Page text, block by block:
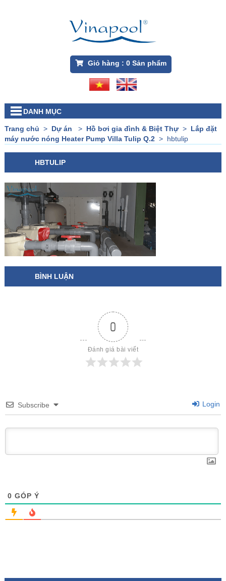
Giỏ hàng : 0Sản phẩm
DANH MỤC
Trang chủ > Dự án > Hồ bơi gia đình & Biệt Thự> Lắp đặt
máy nước nóng Heater Pump Villa Tulip Q.2> hbtulip
HBTULIP
BÌNH LUẬN
0
Đánh giá bài viết
Subscribe Login
0 GÓP Ý